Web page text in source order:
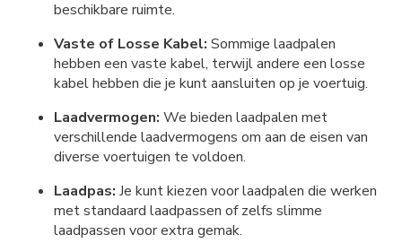
beschikbare ruimte.
Vaste of Losse Kabel: Sommige laadpalen
hebben een vaste kabel, terwijl andere een losse
kabel hebben die je kunt aansluiten op je voertuig.
Laadvermogen: We bieden laadpalen met
verschillende laadvermogens om aan de eisen van
diverse voertuigen te voldoen.
Laadpas: Je kunt kiezen voor laadpalen die werken
met standaard laadpassen of zelfs slimme
laadpassen voor extra gemak.